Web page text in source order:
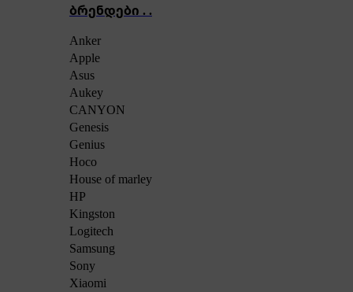
ბრენდები . .
Anker
Apple
Asus
Aukey
CANYON
Genesis
Genius
Hoco
House of marley
HP
Kingston
Logitech
Samsung
Sony
Xiaomi